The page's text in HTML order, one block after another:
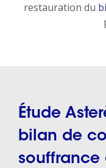
restauration du
Étude
bilan de
souffrance